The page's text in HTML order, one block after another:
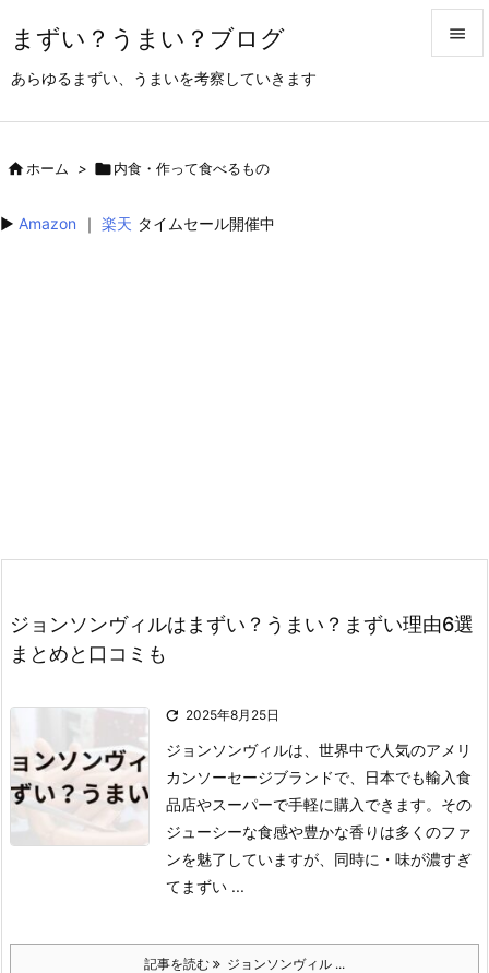
まずい？うまい？ブログ
あらゆるまずい、うまいを考察していきます

ホーム > 内食・作って食べるもの
▶︎ Amazon ｜ 楽天 タイムセール開催中
ジョンソンヴィルはまずい？うまい？まずい理由6選
まとめと口コミも
 2025年8月25日
ジョンソンヴィルは、世界中で人気のアメリ
カンソーセージブランドで、日本でも輸入食
品店やスーパーで手軽に購入できます。 その
ジューシーな食感や豊かな香りは多くのファ
ンを魅了していますが、同時に ・味が濃すぎ
てまずい ...
記事を読む ジョンソンヴィル ...